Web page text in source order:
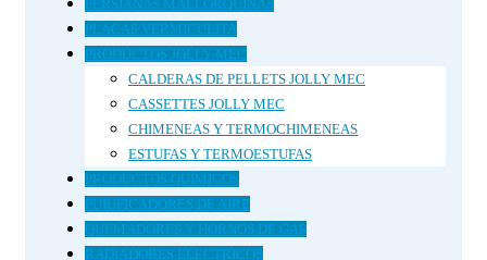
PERSIANAS MALLORQUINAS
PLACAS VERMICULITA
PRODUCTOS JOLLY MEC
CALDERAS DE PELLETS JOLLY MEC
CASSETTES JOLLY MEC
CHIMENEAS Y TERMOCHIMENEAS
ESTUFAS Y TERMOESTUFAS
PRODUCTOS QUÍMICOS
PURIFICADORES DE AIRE
QUEMADORES Y HORNOS DE GAS
RADIADORES ELECTRICOS